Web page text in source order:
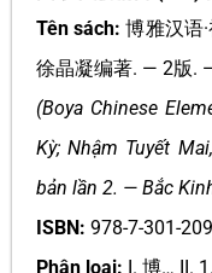
Tên sách: 博雅汉语
徐晶凝编著. — 2版.
(Boya Chinese
Kỳ; Nhậm Tuyết
bản lần 2. — Bắc
ISBN: 978-7-301-
Phân loại: I. 博… II.